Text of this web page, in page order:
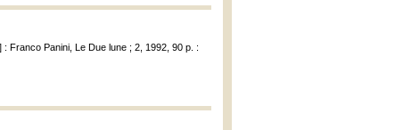
: Franco Panini, Le Due lune ; 2, 1992, 90 p. :